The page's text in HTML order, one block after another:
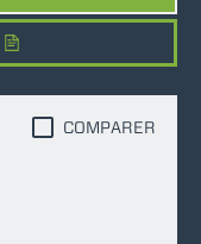
COMPARER